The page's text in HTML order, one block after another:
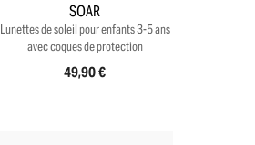
SOAR
Lunettes de soleil pour enfants 3-5 ans
avec coques de protection
49,90 €